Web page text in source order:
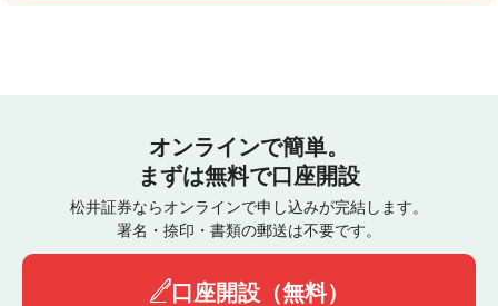
オンラインで簡単。
まずは無料で口座開設
松井証券ならオンラインで申し込みが完結します。
署名・捺印・書類の郵送は不要です。
口座開設（無料）